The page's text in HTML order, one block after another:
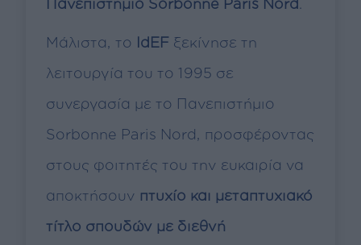
Μάλιστα, το IdEF ξεκίνησε τη
λειτουργία του το 1995 σε
συνεργασία με το Πανεπιστήμιο
Sorbonne Paris Nord, προσφέροντας
στους φοιτητές του την ευκαιρία να
αποκτήσουν πτυχίο και μεταπτυχιακό
τίτλο σπουδών με διεθνή